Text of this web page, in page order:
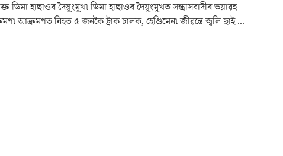
ডিমা হাছাওৰ দৈয়ুংমুখ৷ ডিমা হাছাওৰ দৈয়ুংমুখত সন্ত্ৰাসবাদীৰ ভয়াৱহ
আক্ৰমণত নিহত ৫ জনকৈ ট্ৰাক চালক, হেণ্ডিমেন৷ জীৱন্তে জ্বলি ছাই ...